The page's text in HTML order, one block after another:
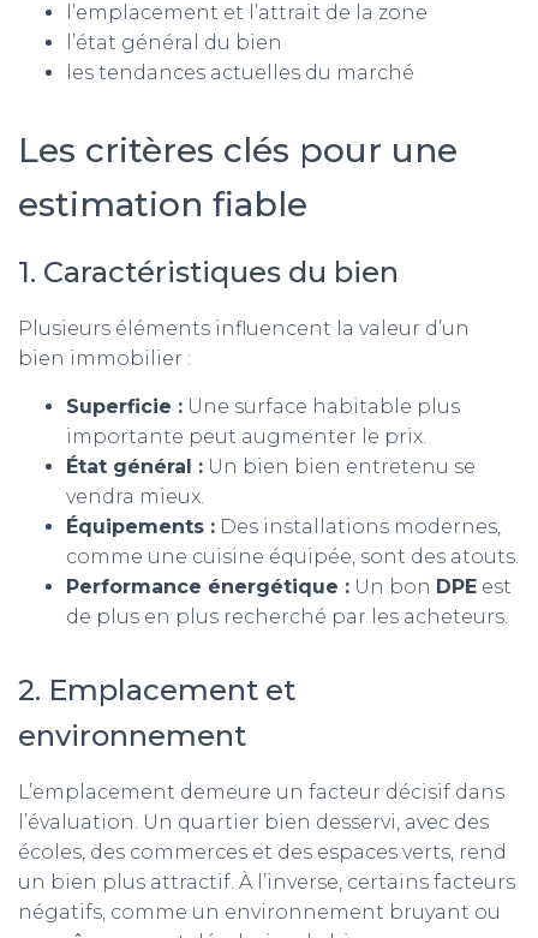
l’emplacement et l’attrait de la zone
l’état général du bien
les tendances actuelles du marché
Les critères clés pour une
estimation fiable
1. Caractéristiques du bien
Plusieurs éléments influencent la valeur d’un
bien immobilier :
Superficie : Une surface habitable plus
importante peut augmenter le prix.
État général : Un bien bien entretenu se
vendra mieux.
Équipements : Des installations modernes,
comme une cuisine équipée, sont des atouts.
Performance énergétique : Un bon DPE est
de plus en plus recherché par les acheteurs.
2. Emplacement et
environnement
L’emplacement demeure un facteur décisif dans
l’évaluation. Un quartier bien desservi, avec des
écoles, des commerces et des espaces verts, rend
un bien plus attractif. À l’inverse, certains facteurs
négatifs, comme un environnement bruyant ou